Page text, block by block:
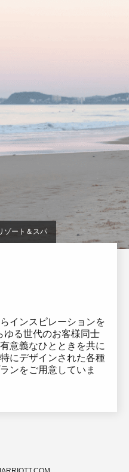
ゾート＆スパ
インスピレーションを
ゆる世代のお客様同士
意義なひとときを共に
にデザインされた各種
ンをご用意していま